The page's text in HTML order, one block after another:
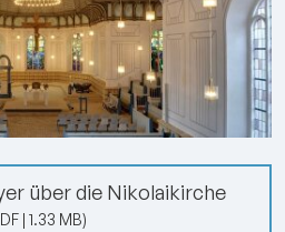
über die Nikolaikirche
| 1.33 MB)